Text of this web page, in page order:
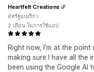
Right now, I’m at the
making sure I have all the
been using the Google AI
Heartfelt Creations
สหรัฐอเมริกา
2 เดือน ในการใช้แอป